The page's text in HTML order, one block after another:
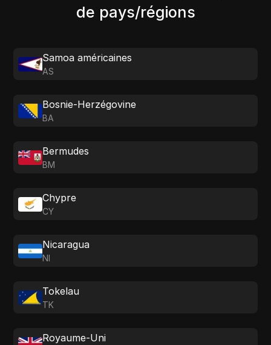
de pays/régions
Samoa américaines
AS
Bosnie-Herzégovine
BA
Bermudes
BM
Chypre
CY
Nicaragua
NI
Tokelau
TK
Royaume-Uni